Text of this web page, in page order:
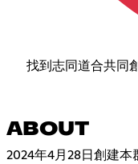
找到志同道合共同
ABOUT
2024年4月28日創建本